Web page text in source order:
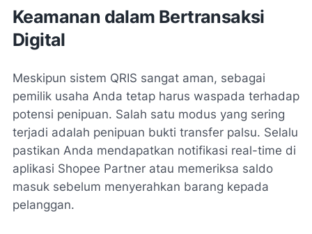
Keamanan dalam Bertransaksi
Digital
Meskipun sistem QRIS sangat aman, sebagai
pemilik usaha Anda tetap harus waspada terhadap
potensi penipuan. Salah satu modus yang sering
terjadi adalah penipuan bukti transfer palsu. Selalu
pastikan Anda mendapatkan notifikasi real-time di
aplikasi Shopee Partner atau memeriksa saldo
masuk sebelum menyerahkan barang kepada
pelanggan.